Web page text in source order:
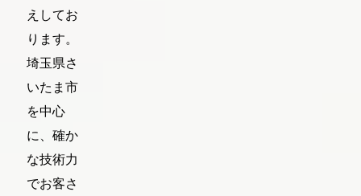
えしてお
ります。
埼玉県さ
いたま市
を中心
に、確か
な技術力
でお客さ